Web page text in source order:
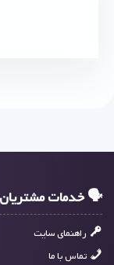
🗣 خدمات مشتریان
راهنمای سایت
تماس با ما